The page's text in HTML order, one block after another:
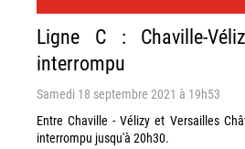
Ligne C : Chaville-
interrompu
Samedi 18 septembre 2021 à 19h53
Entre Chaville - Vélizy et Versailles
interrompu jusqu'à 20h30.